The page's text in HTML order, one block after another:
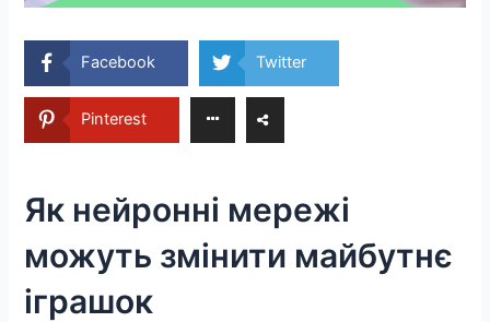
Facebook Twitter
Pinterest
Як нейронні мережі
можуть змінити майбутнє
іграшок